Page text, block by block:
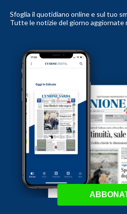
Sfoglia il quotidiano online e sul tuo
Tutte le notizie del giorno aggiornate